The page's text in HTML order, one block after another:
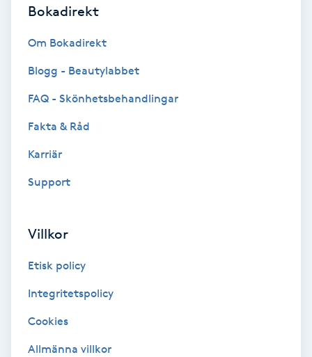
Nagelförlängning glasfiber
Nagelförstärkning
Nagelklippning
Naglar borttagning
Naglar reparation
Bokadirekt
Om Bokadirekt
Blogg - Beautylabbet
FAQ - Skönhetsbehandlingar
Fakta & Råd
Karriär
Support
Villkor
Etisk policy
Integritetspolicy
Cookies
Allmänna villkor